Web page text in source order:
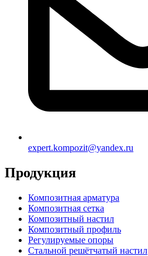
expert.kompozit@yandex.ru
Продукция
Композитная арматура
Композитная сетка
Композитный настил
Композитный профиль
Регулируемые опоры
Стальной решётчатый настил